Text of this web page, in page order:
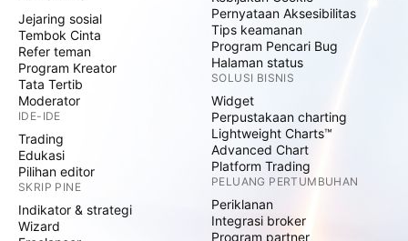
Jejaring sosial
Tembok Cinta
Refer teman
Program Kreator
Tata Tertib
Moderator
IDE-IDE
Trading
Edukasi
Pilihan editor
SKRIP PINE
Indikator & strategi
Wizard
Pernyataan Aksesibilitas
Tips keamanan
Program Pencari Bug
Halaman status
SOLUSI BISNIS
Widget
Perpustakaan charting
Lightweight Charts™
Advanced Chart
Platform Trading
PELUANG PERTUMBUHAN
Periklanan
Integrasi broker
Program partner